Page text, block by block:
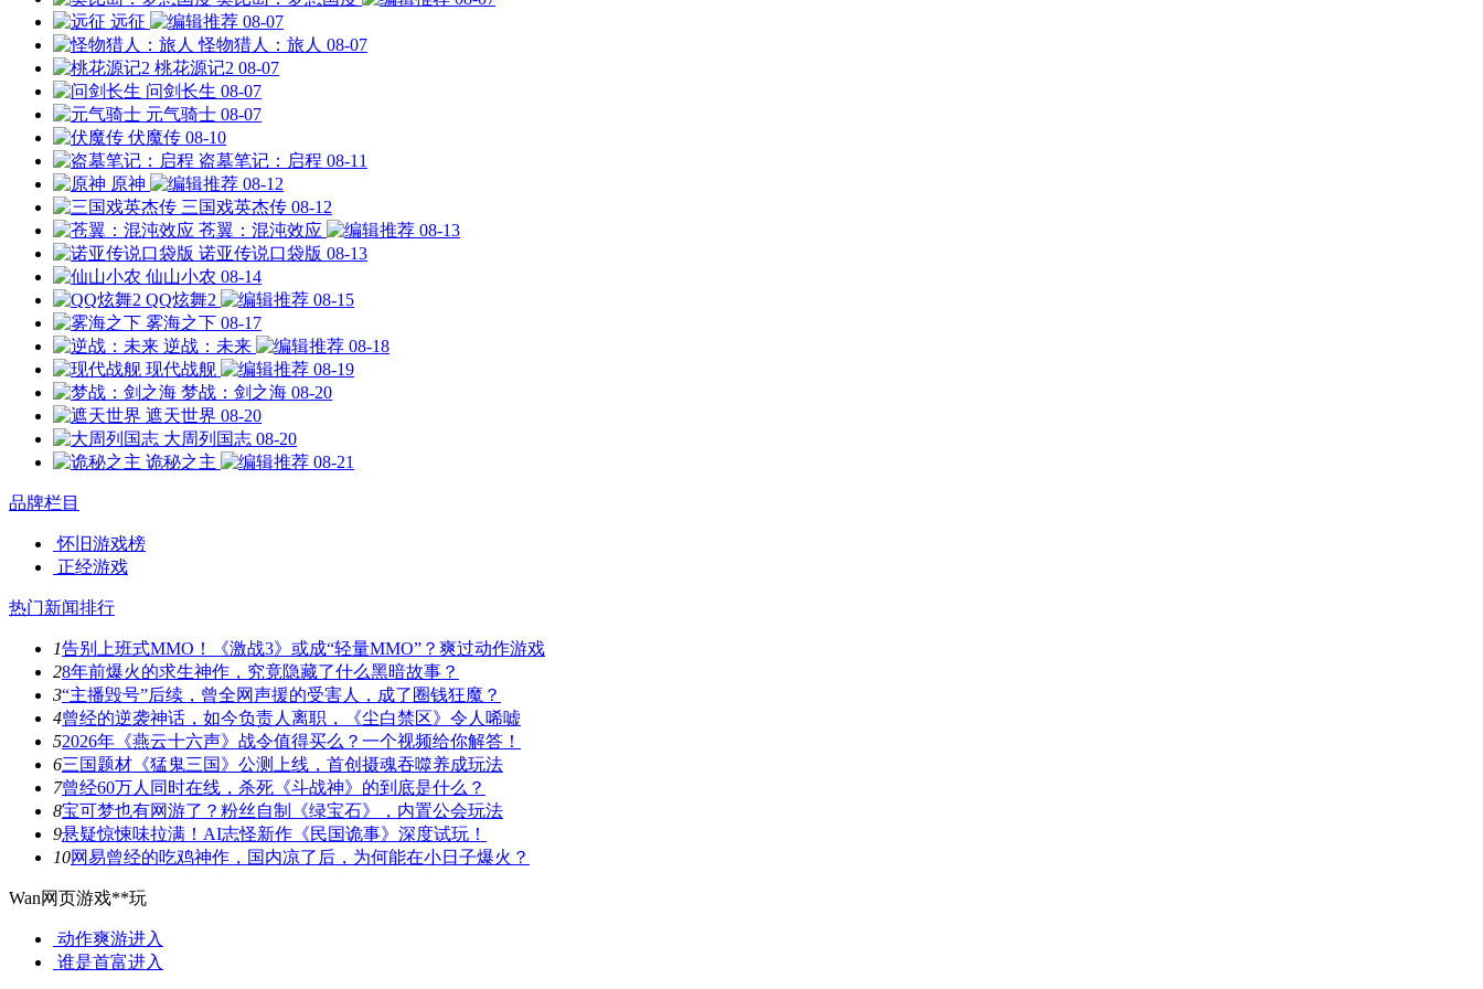
远征
08-07
怪物猎人：旅人 08-07
桃花源记2 08-07
问剑长生 08-07
元气骑士 08-07
伏魔传 08-10
盗墓笔记：启程 08-11
原神
08-12
三国戏英杰传 08-12
苍翼：混沌效应
08-13
诺亚传说口袋版 08-13
仙山小农 08-14
QQ炫舞2
08-15
雾海之下 08-17
逆战：未来
08-18
现代战舰
08-19
梦战：剑之海 08-20
遮天世界 08-20
大周列国志 08-20
诡秘之主
08-21
品牌栏目
怀旧游戏榜
正经游戏
热门新闻排行
1告别上班式MMO！《激战3》或成“轻量MMO”？爽过动作游戏
28年前爆火的求生神作，究竟隐藏了什么黑暗故事？
3“主播毁号”后续，曾全网声援的受害人，成了圈钱狂魔？
4曾经的逆袭神话，如今负责人离职，《尘白禁区》令人唏嘘
52026年《燕云十六声》战令值得买么？一个视频给你解答！
6三国题材《猛鬼三国》公测上线，首创摄魂吞噬养成玩法
7曾经60万人同时在线，杀死《斗战神》的到底是什么？
8宝可梦也有网游了？粉丝自制《绿宝石》，内置公会玩法
9悬疑惊悚味拉满！AI志怪新作《民国诡事》深度试玩！
10网易曾经的吃鸡神作，国内凉了后，为何能在小日子爆火？
Wan网页游戏**玩
动作爽游进入
谁是首富进入